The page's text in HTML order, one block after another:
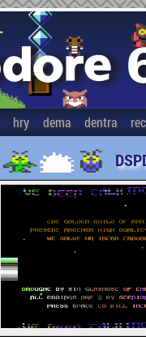
hry dema dentra